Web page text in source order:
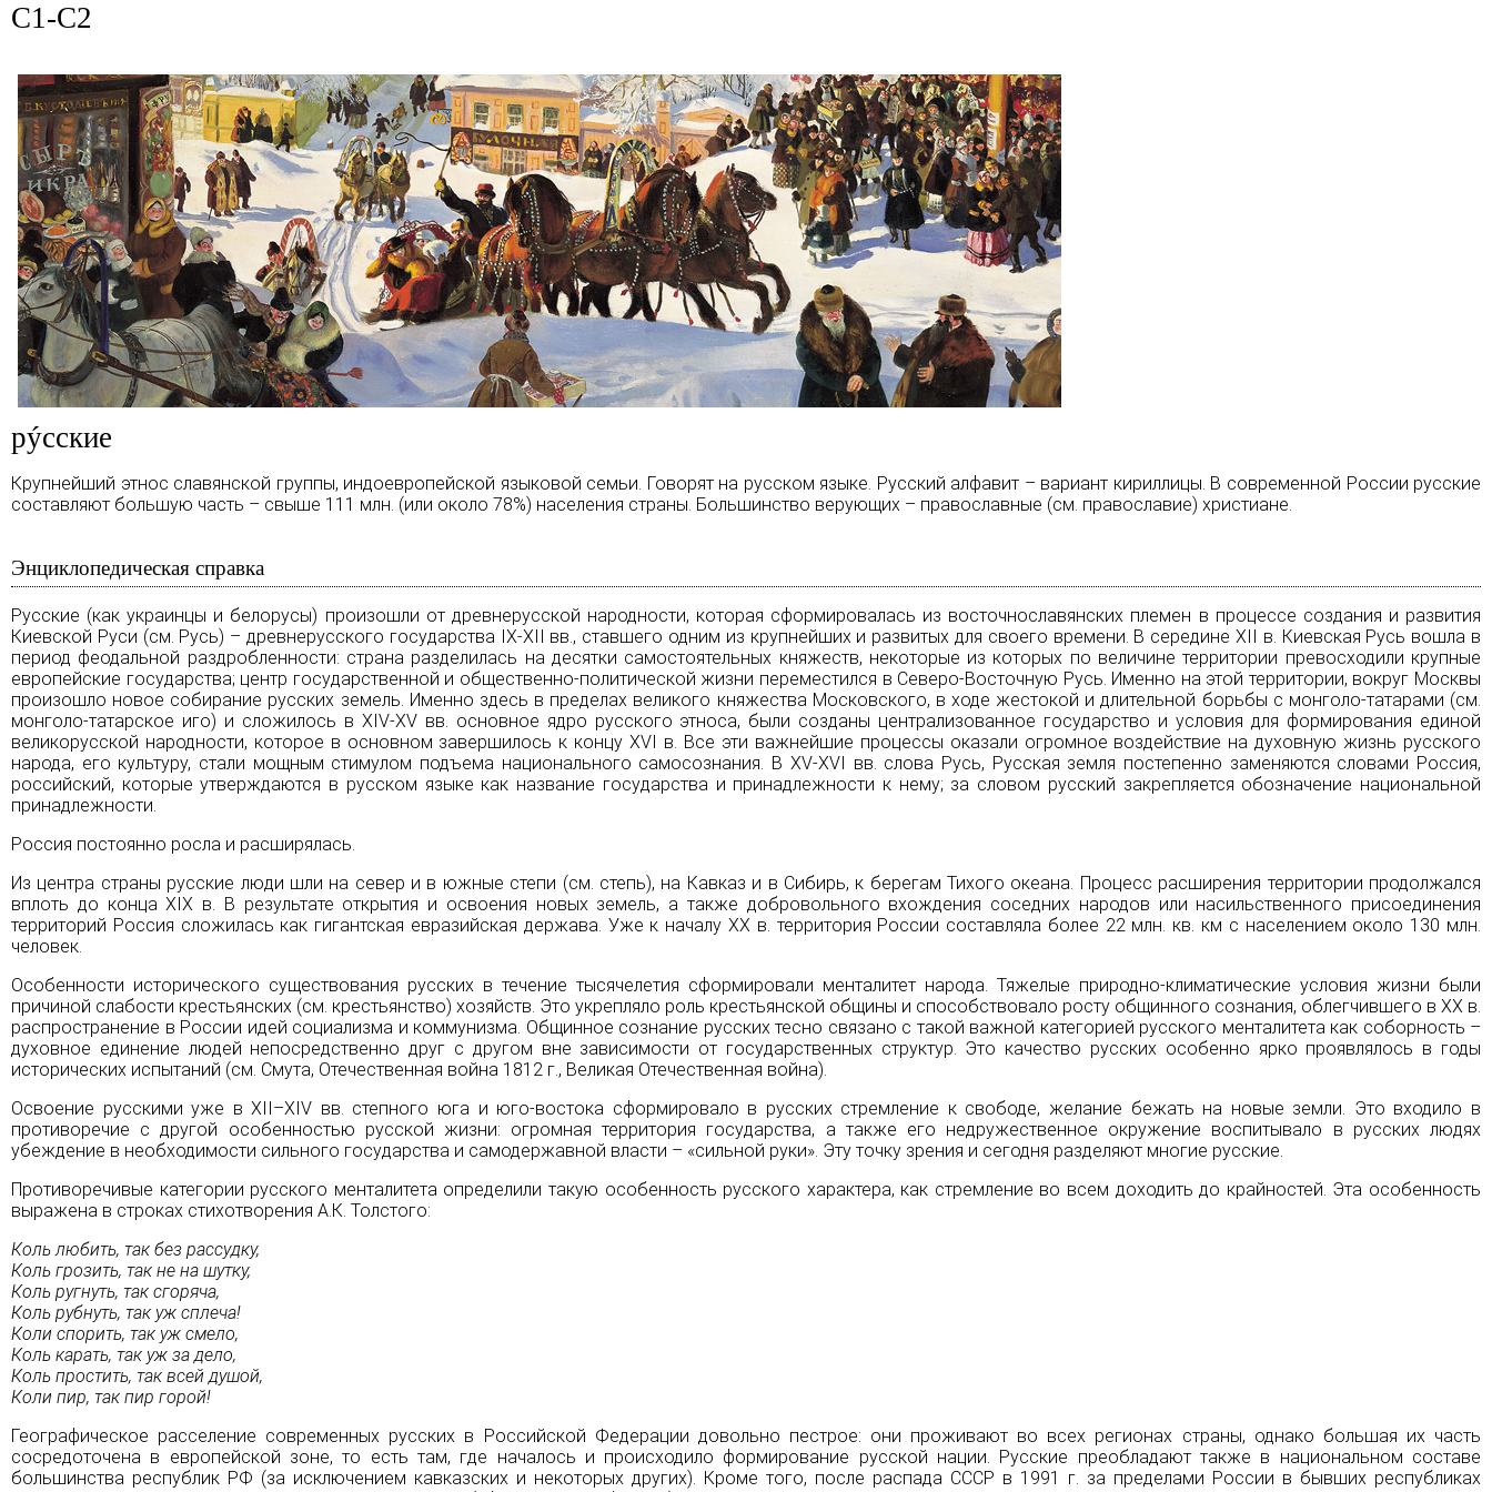
C1-C2
рýсские
Крупнейший этнос славянской группы, индоевропейской языковой семьи. Говорят на русском языке. Русский алфавит – вариант кириллицы. В современной России русские
составляют большую часть – свыше 111 млн. (или около 78%) населения страны. Большинство верующих – православные (см. православие) христиане.
Энциклопедическая справка
Русские (как украинцы и белорусы) произошли от древнерусской народности, которая сформировалась из восточнославянских племен в процессе создания и развития
Киевской Руси (см. Русь) – древнерусского государства IХ-ХII вв., ставшего одним из крупнейших и развитых для своего времени. В середине ХII в. Киевская Русь вошла в
период феодальной раздробленности: страна разделилась на десятки самостоятельных княжеств, некоторые из которых по величине территории превосходили крупные
европейские государства; центр государственной и общественно-политической жизни переместился в Северо-Восточную Русь. Именно на этой территории, вокруг Москвы
произошло новое собирание русских земель. Именно здесь в пределах великого княжества Московского, в ходе жестокой и длительной борьбы с монголо-татарами (см.
монголо-татарское иго) и сложилось в ХIV-ХV вв. основное ядро русского этноса, были созданы централизованное государство и условия для формирования единой
великорусской народности, которое в основном завершилось к концу ХVI в. Все эти важнейшие процессы оказали огромное воздействие на духовную жизнь русского
народа, его культуру, стали мощным стимулом подъема национального самосознания. В ХV-ХVI вв. слова Русь, Русская земля постепенно заменяются словами Россия,
российский, которые утверждаются в русском языке как название государства и принадлежности к нему; за словом русский закрепляется обозначение национальной
принадлежности.
Россия постоянно росла и расширялась.
Из центра страны русские люди шли на север и в южные степи (см. степь), на Кавказ и в Сибирь, к берегам Тихого океана. Процесс расширения территории продолжался
вплоть до конца ХIХ в. В результате открытия и освоения новых земель, а также добровольного вхождения соседних народов или насильственного присоединения
территорий Россия сложилась как гигантская евразийская держава. Уже к началу XX в. территория России составляла более 22 млн. кв. км с населением около 130 млн.
человек.
Особенности исторического существования русских в течение тысячелетия сформировали менталитет народа. Тяжелые природно-климатические условия жизни были
причиной слабости крестьянских (см. крестьянство) хозяйств. Это укрепляло роль крестьянской общины и способствовало росту общинного сознания, облегчившего в XX в.
распространение в России идей социализма и коммунизма. Общинное сознание русских тесно связано с такой важной категорией русского менталитета как соборность –
духовное единение людей непосредственно друг с другом вне зависимости от государственных структур. Это качество русских особенно ярко проявлялось в годы
исторических испытаний (см. Смута, Отечественная война 1812 г., Великая Отечественная война).
Освоение русскими уже в ХII–XIV вв. степного юга и юго-востока сформировало в русских стремление к свободе, желание бежать на новые земли. Это входило в
противоречие с другой особенностью русской жизни: огромная территория государства, а также его недружественное окружение воспитывало в русских людях
убеждение в необходимости сильного государства и самодержавной власти – «сильной руки». Эту точку зрения и сегодня разделяют многие русские.
Противоречивые категории русского менталитета определили такую особенность русского характера, как стремление во всем доходить до крайностей. Эта особенность
выражена в строках стихотворения А.К. Толстого:
Коль любить, так без рассудку,
Коль грозить, так не на шутку,
Коль ругнуть, так сгоряча,
Коль рубнуть, так уж сплеча!
Коли спорить, так уж смело,
Коль карать, так уж за дело,
Коль простить, так всей душой,
Коли пир, так пир горой!
Географическое расселение современных русских в Российской Федерации довольно пестрое: они проживают во всех регионах страны, однако большая их часть
сосредоточена в европейской зоне, то есть там, где началось и происходило формирование русской нации. Русские преобладают также в национальном составе
большинства республик РФ (за исключением кавказских и некоторых других). Кроме того, после распада СССР в 1991 г. за пределами России в бывших республиках